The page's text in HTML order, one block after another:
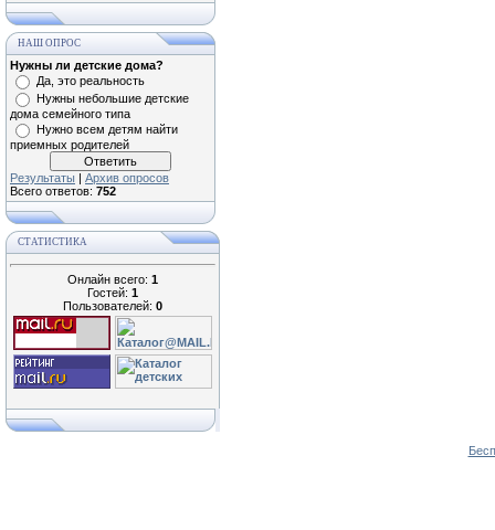
НАШ ОПРОС
Нужны ли детские дома?
Да, это реальность
Нужны небольшие детские
дома семейного типа
Нужно всем детям найти
приемных родителей
Результаты | Архив опросов
Всего ответов: 752
СТАТИСТИКА
Онлайн всего: 1
Гостей: 1
Пользователей: 0